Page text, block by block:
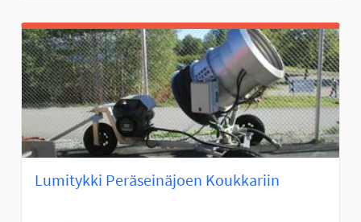
Lumitykki Peräseinäjoen Koukkariin